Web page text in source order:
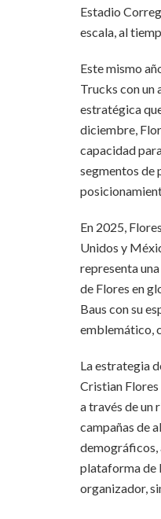
Estadio
escala, al
Este mismo
Trucks con un
estratégica
diciembre,
capacidad
segmentos de
En 2025,
Unidos y
representa
de Flores en
Baus con su
emblemático,
La estrategia
Cristian
a través de un
campañas de
demográficos,
plataforma de
organizador,